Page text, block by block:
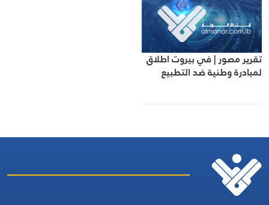
تقرير مصور | في بيروت اطلاق
لمبادرة وطنية ضد التطبيع